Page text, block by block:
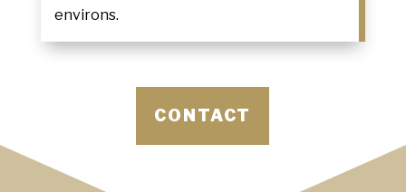
environs.
CONTACT